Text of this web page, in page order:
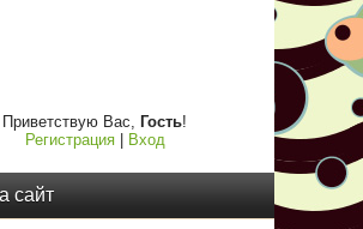
Приветствую Вас, Гость!
Регистрация| Вход
сайт